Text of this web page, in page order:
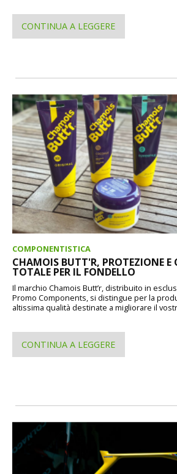
CONTINUA A LEGGERE
COMPONENTISTICA
CHAMOIS BUTT'R, PROTEZIONE E
TOTALE PER IL FONDELLO
Il marchio Chamois Butt’r, distribuito in
Promo Components, si distingue per la
altissima qualità destinate a migliorare il
CONTINUA A LEGGERE